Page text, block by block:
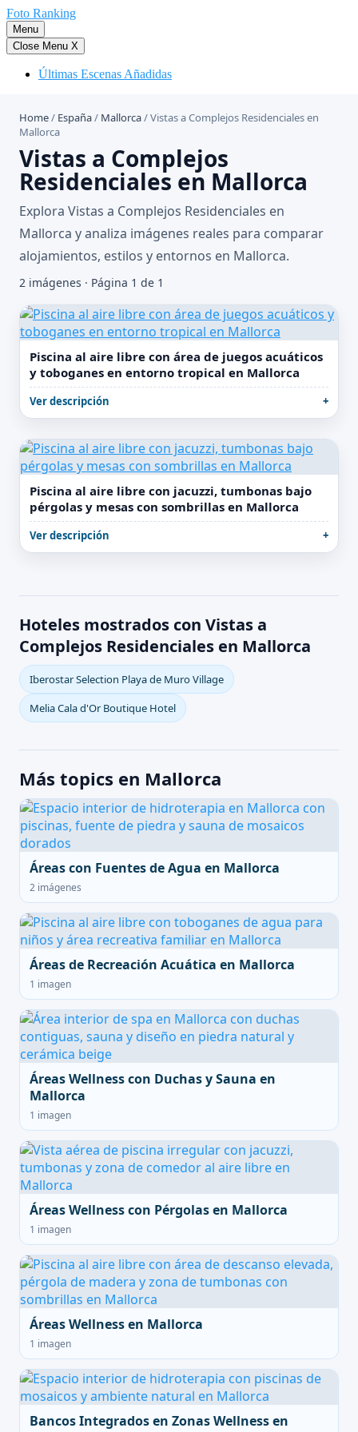
Saltar
al
contenido
Foto Ranking
Menu
Close Menu X
Últimas Escenas Añadidas
Home/ España/ Mallorca/Vistas a Complejos Residenciales en
Mallorca
Vistas a Complejos
Residenciales en Mallorca
Explora Vistas a Complejos Residenciales en
Mallorca y analiza imágenes reales para comparar
alojamientos, estilos y entornos en Mallorca.
2 imágenes · Página 1 de 1
Piscina al aire libre con área de juegos acuáticos
y toboganes en entorno tropical en Mallorca
Ver descripción
Piscina al aire libre con jacuzzi, tumbonas bajo
pérgolas y mesas con sombrillas en Mallorca
Ver descripción
Hoteles mostrados con Vistas a
Complejos Residenciales en Mallorca
Iberostar Selection Playa de Muro Village
Melia Cala d'Or Boutique Hotel
Más topics en Mallorca
Áreas con Fuentes de Agua en Mallorca
2 imágenes
Áreas de Recreación Acuática en Mallorca
1 imagen
Áreas Wellness con Duchas y Sauna en
Mallorca
1 imagen
Áreas Wellness con Pérgolas en Mallorca
1 imagen
Áreas Wellness en Mallorca
1 imagen
Bancos Integrados en Zonas Wellness en